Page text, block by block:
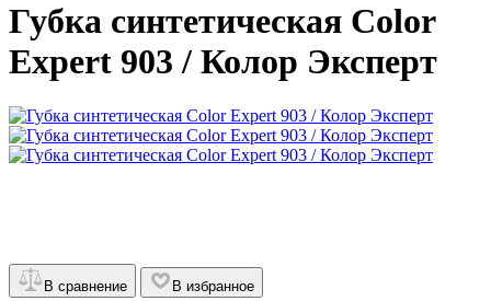
Губка синтетическая Color
Expert 903 / Колор Эксперт
В сравнение В избранное